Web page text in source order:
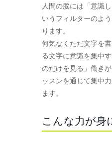
人間の脳には「意識
いうフィルターのよ
ります。
何気なくただ文字を
る文字に意識を集中
のだけを見る」働き
ッスンを通じて集中
ます。
こんな力が身